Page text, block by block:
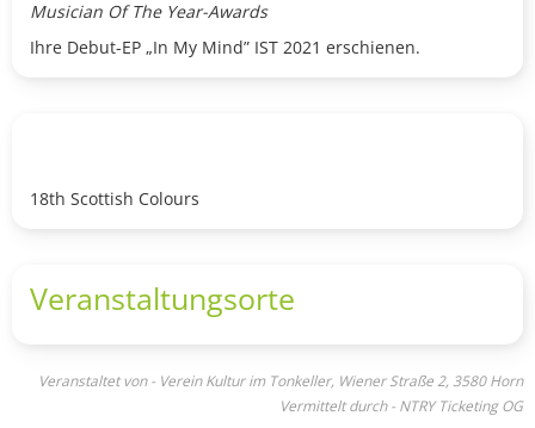
Musician Of The Year-Awards
Ihre Debut-EP „In My Mind” IST 2021 erschienen.
18th Scottish Colours
Veranstaltungsorte
Veranstaltet von - Verein Kultur im Tonkeller, Wiener Straße 2, 3580 Horn
Vermittelt durch - NTRY Ticketing OG